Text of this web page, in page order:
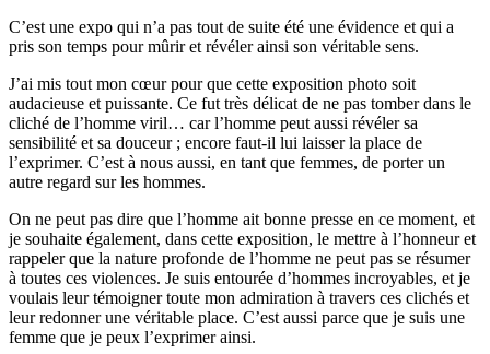
C’est une expo qui n’a pas tout de suite été une évidence et qui a
pris son temps pour mûrir et révéler ainsi son véritable sens.
J’ai mis tout mon cœur pour que cette exposition photo soit
audacieuse et puissante. Ce fut très délicat de ne pas tomber dans le
cliché de l’homme viril… car l’homme peut aussi révéler sa
sensibilité et sa douceur ; encore faut-il lui laisser la place de
l’exprimer. C’est à nous aussi, en tant que femmes, de porter un
autre regard sur les hommes.
On ne peut pas dire que l’homme ait bonne presse en ce moment, et
je souhaite également, dans cette exposition, le mettre à l’honneur et
rappeler que la nature profonde de l’homme ne peut pas se résumer
à toutes ces violences. Je suis entourée d’hommes incroyables, et je
voulais leur témoigner toute mon admiration à travers ces clichés et
leur redonner une véritable place. C’est aussi parce que je suis une
femme que je peux l’exprimer ainsi.